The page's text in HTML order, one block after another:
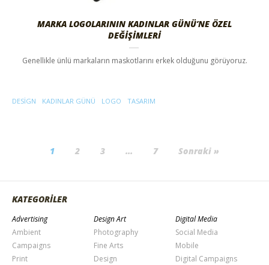
MARKA LOGOLARININ KADINLAR GÜNÜ’NE ÖZEL
DEĞIŞIMLERI
Genellikle ünlü markaların maskotlarını erkek olduğunu görüyoruz.
DESIGN KADINLAR GÜNÜ LOGO TASARIM
1 2 3 … 7 Sonraki »
KATEGORİLER
Advertising
Ambient
Campaigns
Print
Design Art
Photography
Fine Arts
Design
Digital Media
Social Media
Mobile
Digital Campaigns